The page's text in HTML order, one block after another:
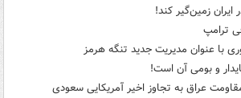
ایران زمین‌گیر کند!
ترامپ
با عنوان مدیریت جدید تنگه هرمز
و بومی آن است!
عراق به تجاوز اخیر آمریکایی سعودی